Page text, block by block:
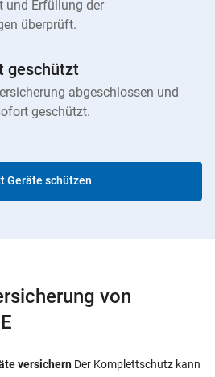
und Erfüllung der
überprüft.
geschützt
abgeschlossen und
geschützt.
Geräte schützen
von
versichern Der Komplettschutz kann